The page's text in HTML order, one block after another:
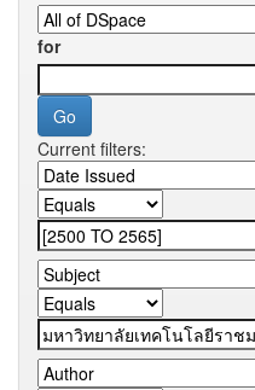
for
Current filters: